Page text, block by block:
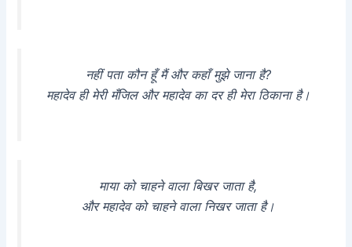
नहीं पता कौन हूँ मैं और कहाँ मुझे जाना है?
महादेव ही मेरी मँजिल और महादेव का दर ही मेरा ठिकाना है।
माया को चाहने वाला बिखर जाता है,
और महादेव को चाहने वाला निखर जाता है।